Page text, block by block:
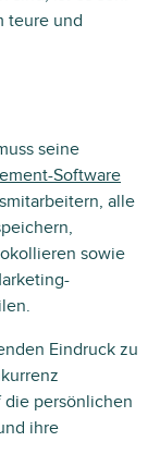
teure und
seine
Software
alle
sowie
Eindruck zu
die persönlichen
ihre